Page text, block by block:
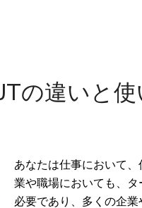
の違いと
あなたは仕事において
業や職場においても、
必要であり、多くの企